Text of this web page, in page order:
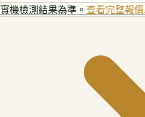
實機檢測結果為準。 查看完整報